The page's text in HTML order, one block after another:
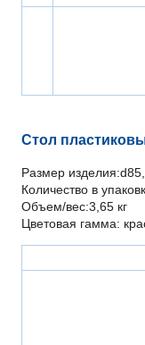
Стол
Размер
Количество в
Объем/вес:3,65 кг
Цветовая гамма: